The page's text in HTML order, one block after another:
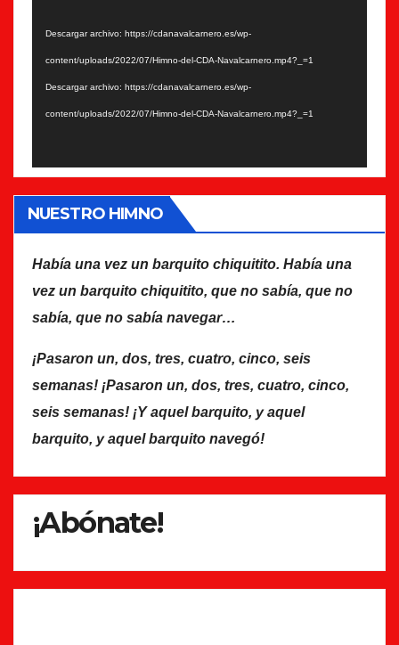
Descargar archivo: https://cdanavalcarnero.es/wp-
content/uploads/2022/07/Himno-del-CDA-Navalcarnero.mp4?_=1
Descargar archivo: https://cdanavalcarnero.es/wp-
content/uploads/2022/07/Himno-del-CDA-Navalcarnero.mp4?_=1
NUESTRO HIMNO
Había una vez un barquito chiquitito. Había una
vez un barquito chiquitito, que no sabía, que no
sabía, que no sabía navegar…
¡Pasaron un, dos, tres, cuatro, cinco, seis
semanas! ¡Pasaron un, dos, tres, cuatro, cinco,
seis semanas! ¡Y aquel barquito, y aquel
barquito, y aquel barquito navegó!
¡Abónate!